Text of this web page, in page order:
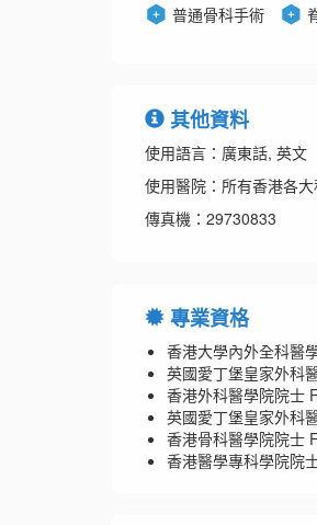
普通骨科手術
其他資料
使用語言：廣東話, 英文
使用醫院：所有香港各
傳真機：29730833
專業資格
香港大學內外全科醫
英國愛丁堡皇家外科
香港外科醫學院院士
英國愛丁堡皇家外科
香港骨科醫學院院士
香港醫學專科學院院